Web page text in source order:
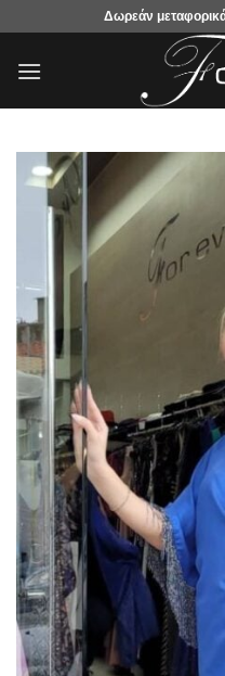
περιεχόμενο
Δωρεάν